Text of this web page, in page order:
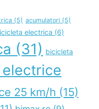
(5) acumulatori (5)
electrica (6)
(31) bicicleta
25 km/h (15)